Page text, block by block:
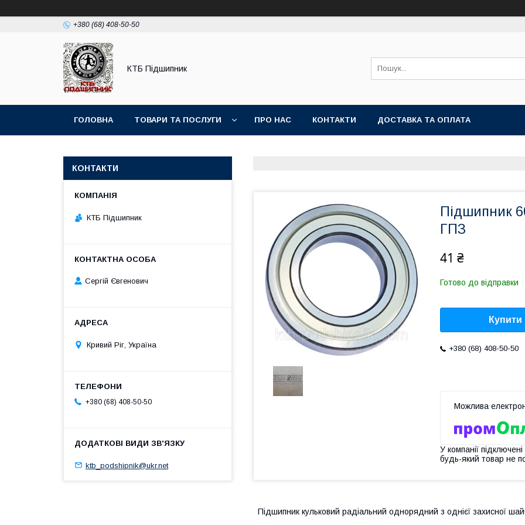
+380 (68) 408-50-50
КТБ Підшипник
ГОЛОВНА ТОВАРИ ТА ПОСЛУГИ ПРО НАС КОНТАКТИ ДОСТАВКА ТА ОПЛАТА
Підшипник
ГПЗ
41 ₴
Готово до відправки
Купити
+380 (68) 408-50-50
У компанії
будь-який товар не
Підшипник кульковий радіальний однорядний з однієї захисної
КОНТАКТИ
КТБ Підшипник
Сергій Євгенович
Кривий Ріг, Україна
+380 (68) 408-50-50
ktb_podshipnik@ukr.net